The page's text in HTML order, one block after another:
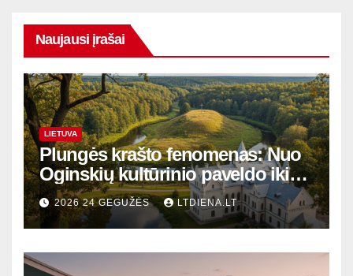
Naujausi įrašai
LIETUVA
Plungės krašto fenomenas: Nuo
Oginskių kultūrinio paveldo iki
Žemaitijos gamtos perlų
2026 24 GEGUŽĖS LTDIENA.LT